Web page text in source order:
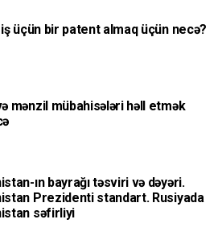
üçün bir patent almaq üçün necə?
mənzil mübahisələri həll etmək
ın bayrağı təsviri və dəyəri.
Prezidenti standart. Rusiyada
səfirliyi